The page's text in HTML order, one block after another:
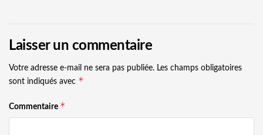
Laisser un commentaire
Votre adresse e-mail ne sera pas publiée. Les champs obligatoires
sont indiqués avec *
Commentaire *